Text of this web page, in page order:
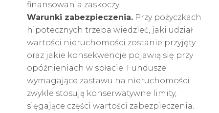
finansowania zaskoczy.
Warunki zabezpieczenia. Przy pożyczkach
hipotecznych trzeba wiedzieć, jaki udział
wartości nieruchomości zostanie przyjęty
oraz jakie konsekwencje pojawią się przy
opóźnieniach w spłacie. Fundusze
wymagające zastawu na nieruchomości
zwykle stosują konserwatywne limity,
sięgające części wartości zabezpieczenia.